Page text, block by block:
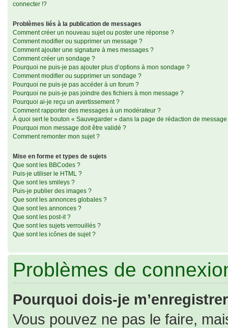
connecter !?
Problèmes liés à la publication de messages
Comment créer un nouveau sujet ou poster une réponse ?
Comment modifier ou supprimer un message ?
Comment ajouter une signature à mes messages ?
Comment créer un sondage ?
Pourquoi ne puis-je pas ajouter plus d’options à mon sondage ?
Comment modifier ou supprimer un sondage ?
Pourquoi ne puis-je pas accéder à un forum ?
Pourquoi ne puis-je pas joindre des fichiers à mon message ?
Pourquoi ai-je reçu un avertissement ?
Comment rapporter des messages à un modérateur ?
À quoi sert le bouton « Sauvegarder » dans la page de rédaction de message
Pourquoi mon message doit être validé ?
Comment remonter mon sujet ?
Mise en forme et types de sujets
Que sont les BBCodes ?
Puis-je utiliser le HTML ?
Que sont les smileys ?
Puis-je publier des images ?
Que sont les annonces globales ?
Que sont les annonces ?
Que sont les post-it ?
Que sont les sujets verrouillés ?
Que sont les icônes de sujet ?
Problèmes de
Pourquoi dois-je
Vous pouvez ne pas le faire,